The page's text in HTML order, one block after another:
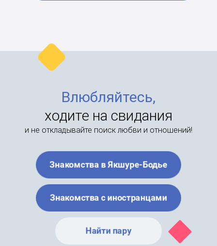
Влюбляйтесь,
ходите на свидания
и не откладывайте поиск любви и отношений!
Знакомства в Якшуре-Бодье
Знакомства с иностранцами
Найти пару